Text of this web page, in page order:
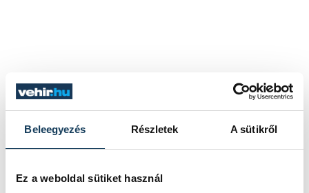
Beleegyezés Részletek A sütikről
Ez a weboldal sütiket használ